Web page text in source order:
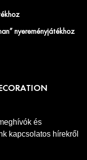
nyereményjátékhoz
és
kapcsolatos hírekről